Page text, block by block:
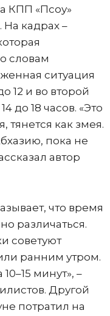
КПП «Псоу»
кадрах –
словам
ситуация
12 и во второй
до 18 часов. «Это
тянется как змея.
пока не
автор
что время
различаться.
советуют
ранним утром.
минут», –
Другой
потратил на